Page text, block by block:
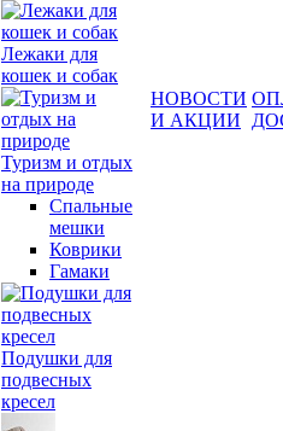
Лежаки для
кошек и собак
Туризм и отдых
на природе
Спальные
мешки
Коврики
Гамаки
Подушки для
подвесных
кресел
НОВОСТИ
И АКЦИИ